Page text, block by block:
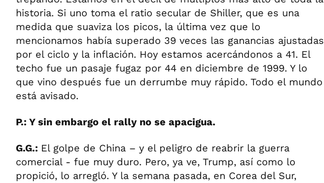
historia. Si uno toma el ratio secular de Shiller, que es una
medida que suaviza los picos, la última vez que lo
mencionamos había superado 39 veces las ganancias ajustadas
por el ciclo y la inflación. Hoy estamos acercándonos a 41. El
techo fue un pasaje fugaz por 44 en diciembre de 1999. Y lo
que vino después fue un derrumbe muy rápido. Todo el mundo
está avisado.
P.: Y sin embargo el rally no se apacigua.
G.G.: El golpe de China – y el peligro de reabrir la guerra
comercial - fue muy duro. Pero, ya ve, Trump, así como lo
propició, lo arregló. Y la semana pasada, en Corea del Sur,